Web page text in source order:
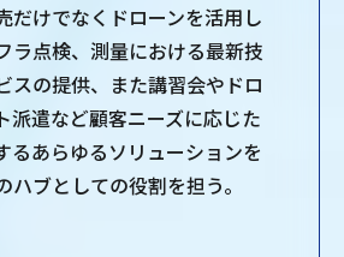
だけでなくドローンを活用し
ラ点検、測量における最新技
スの提供、また講習会やドロ
派遣など顧客ニーズに応じた
るあらゆるソリューションを
ハブとしての役割を担う。